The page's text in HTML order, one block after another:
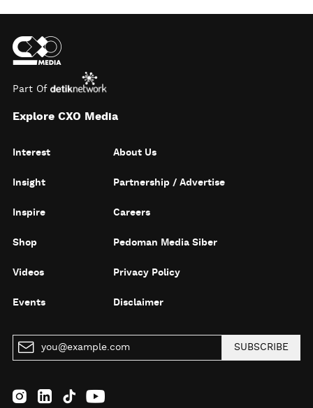
Part Of
Explore CXO Media
Interest
Insight
Inspire
Shop
Videos
Events
About Us
Partnership / Advertise
Careers
Pedoman Media Siber
Privacy Policy
Disclaimer
SUBSCRIBE